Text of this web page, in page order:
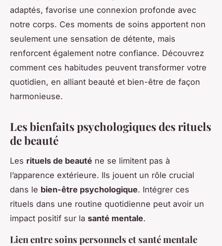
adaptés, favorise une connexion profonde avec
notre corps. Ces moments de soins apportent non
seulement une sensation de détente, mais
renforcent également notre confiance. Découvrez
comment ces habitudes peuvent transformer votre
quotidien, en alliant beauté et bien-être de façon
harmonieuse.
Les bienfaits psychologiques des rituels
de beauté
Les rituels de beauté ne se limitent pas à
l’apparence extérieure. Ils jouent un rôle crucial
dans le bien-être psychologique. Intégrer ces
rituels dans une routine quotidienne peut avoir un
impact positif sur la santé mentale.
Lien entre soins personnels et santé mentale